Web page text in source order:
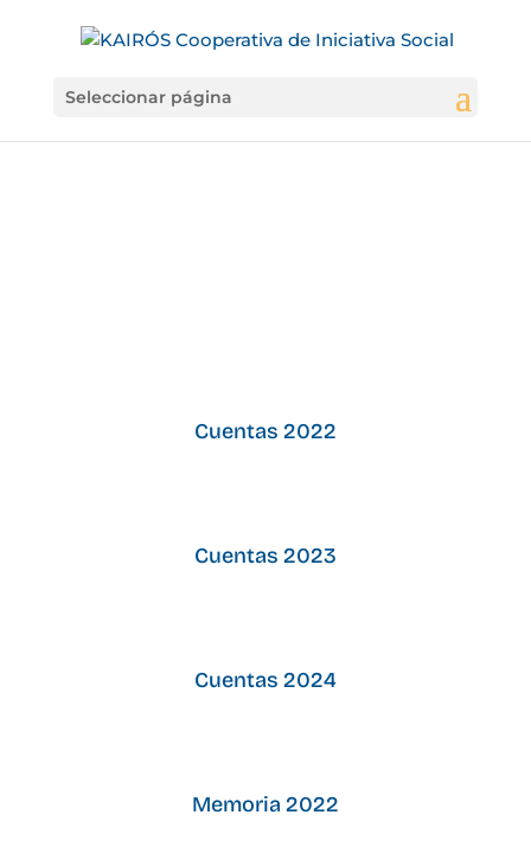
Seleccionar página
Cuentas 2022
Cuentas 2023
Cuentas 2024
Memoria 2022